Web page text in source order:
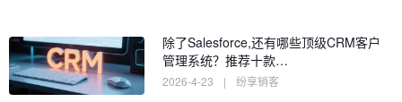
除了Salesforce,还有哪些顶级CRM客户
管理系统？推荐十款…
2026-4-23 | 纷享销客